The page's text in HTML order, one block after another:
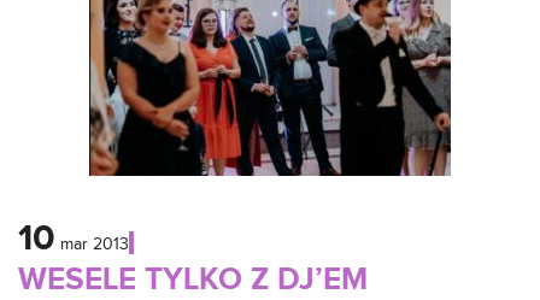
10 mar 2013
WESELE TYLKO Z DJ’EM